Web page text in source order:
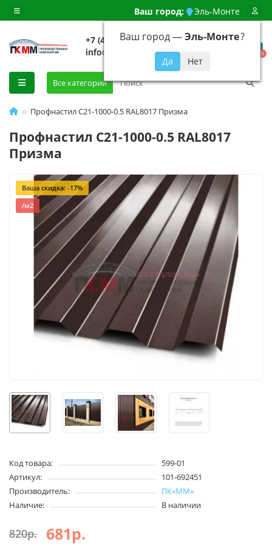
Ваш город: Эль-Монте
Ваш город —Эль-Монте?
+7 (499) 648-92-94
info@evroshtaketnikmoskva.ru
0
Все категории
Профнастил C21-1000-0.5 RAL8017 Призма
Профнастил C21-1000-0.5 RAL8017
Призма
Ваша скидка: -17%
/м2
Код товара:
599-01
Артикул:
101-692451
Производитель:
ПК«ММ»
Наличие:
В наличии
820р. 681р.